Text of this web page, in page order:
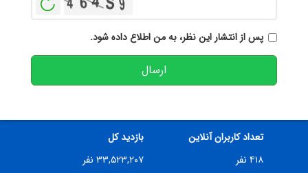
پس از انتشار این نظر، به من اطلاع داده شود.
ارسال
تعداد کاربران آنلاین
۴۱۸ نفر
بازدید کل
۳۳,۵۲۳,۲۰۷ نفر